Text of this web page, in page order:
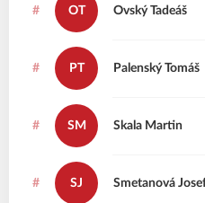
# OT Tadeáš
Ovský
# PT Tomáš
Palenský
# SM Martin
Skala
# SJ Smetanová